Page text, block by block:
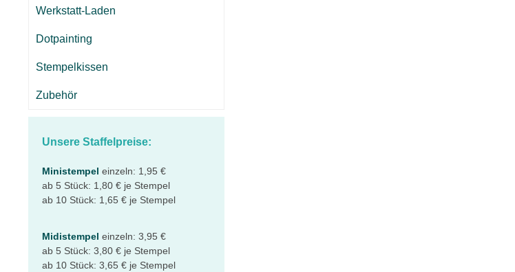
Werkstatt-Laden
Dotpainting
Stempelkissen
Zubehör
Unsere Staffelpreise:
Ministempel einzeln: 1,95 €
ab 5 Stück: 1,80 € je Stempel
ab 10 Stück: 1,65 € je Stempel
Midistempel einzeln: 3,95 €
ab 5 Stück: 3,80 € je Stempel
ab 10 Stück: 3,65 € je Stempel